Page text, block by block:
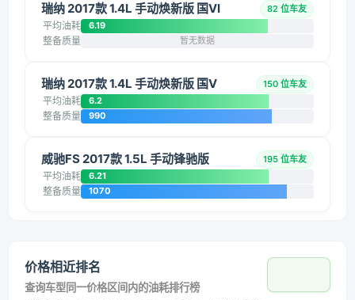
瑞纳 2017款 1.4L 手动焕新版 国VI 82 位车友
平均油耗 6.19
整备质量 暂无数据
瑞纳 2017款 1.4L 手动焕新版 国V 150 位车友
平均油耗 6.2
整备质量 990
威驰FS 2017款 1.5L 手动锋驰版 195 位车友
平均油耗 6.21
整备质量 1070
价格相近排名
查询车型同一价格区间内的油耗排行榜